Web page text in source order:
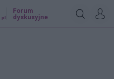
.pl
Forum
dyskusyjne